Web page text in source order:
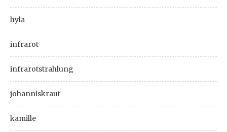
hyla
infrarot
infrarotstrahlung
johanniskraut
kamille